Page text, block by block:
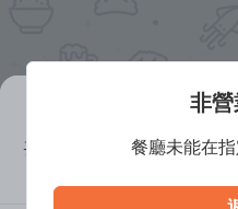
非
餐廳未能在
營業中